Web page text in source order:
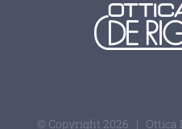
© Copyright 2026 | Ottica